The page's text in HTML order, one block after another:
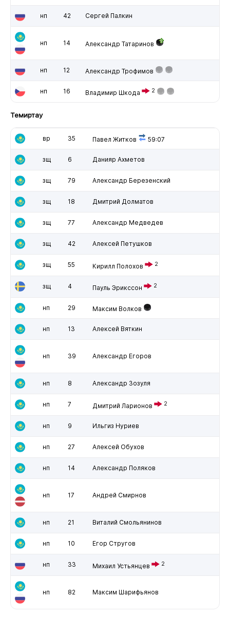
нп 42 Сергей Палкин
нп 14 Александр Татаринов
нп 12 Александр Трофимов
нп 16 Владимир Шкода 2
Темиртау
вр 35 Павел Житков 59:07
зщ 6 Данияр Ахметов
зщ 79 Александр Березенский
зщ 18 Дмитрий Долматов
зщ 77 Александр Медведев
зщ 42 Алексей Петушков
зщ 55 Кирилл Полохов 2
зщ 4 Пауль Эрикссон 2
нп 29 Максим Волков
нп 13 Алексей Вяткин
нп 39 Александр Егоров
нп 8 Александр Зозуля
нп 7 Дмитрий Ларионов 2
нп 9 Ильгиз Нуриев
нп 27 Алексей Обухов
нп 14 Александр Поляков
нп 17 Андрей Смирнов
нп 21 Виталий Смольянинов
нп 10 Егор Стругов
нп 33 Михаил Устьянцев 2
нп 82 Максим Шарифьянов